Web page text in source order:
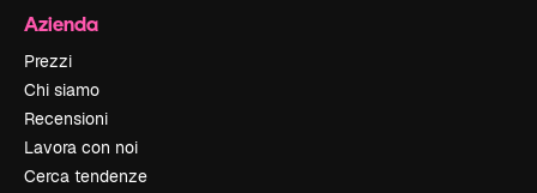
Azienda
Prezzi
Chi siamo
Recensioni
Lavora con noi
Cerca tendenze